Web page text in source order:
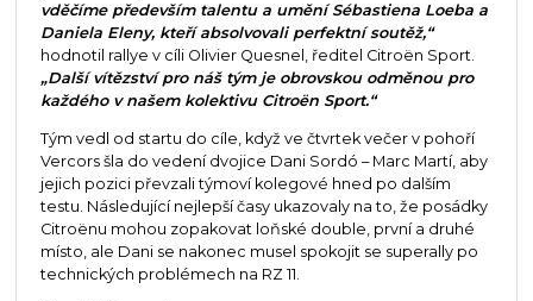
vděčíme především talentu a umění Sébastiena Loeba a
Daniela Eleny, kteří absolvovali perfektní soutěž,“
hodnotil rallye v cíli Olivier Quesnel, ředitel Citroën Sport.
„Další vítězství pro náš tým je obrovskou odměnou pro
každého v našem kolektivu Citroën Sport.“
Tým vedl od startu do cíle, když ve čtvrtek večer v pohoří
Vercors šla do vedení dvojice Dani Sordó – Marc Martí, aby
jejich pozici převzali týmoví kolegové hned po dalším
testu. Následující nejlepší časy ukazovaly na to, že posádky
Citroënu mohou zopakovat loňské double, první a druhé
místo, ale Dani se nakonec musel spokojit se superally po
technických problémech na RZ 11.